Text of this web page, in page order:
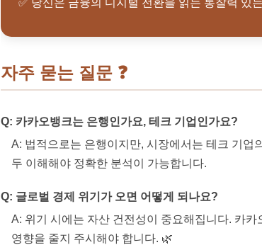
✅ 당신은 금융의 디지털 전환을 읽는 통찰력 있
자주 묻는 질문 ❓
Q: 카카오뱅크는 은행인가요, 테크 기업인가요?
A: 법적으로는 은행이지만, 시장에서는 테크 기업
두 이해해야 정확한 분석이 가능합니다.
Q: 글로벌 경제 위기가 오면 어떻게 되나요?
A: 위기 시에는 자산 건전성이 중요해집니다. 카
영향을 줄지 주시해야 합니다. 🌿